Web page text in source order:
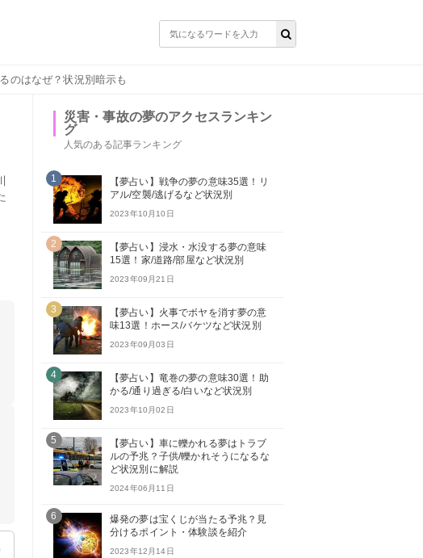
のはなぜ？状況別暗示も
災害・事故の夢のアクセスランキン
グ
人気のある記事ランキング
1
【夢占い】戦争の夢の意味35選！リ
アル/空襲/逃げるなど状況別
2023年10月10日
2
【夢占い】浸水・水没する夢の意味
15選！家/道路/部屋など状況別
2023年09月21日
3
【夢占い】火事でボヤを消す夢の意
味13選！ホース/バケツなど状況別
2023年09月03日
4
【夢占い】竜巻の夢の意味30選！助
かる/通り過ぎる/白いなど状況別
2023年10月02日
5
【夢占い】車に轢かれる夢はトラブ
ルの予兆？子供/轢かれそうになるな
ど状況別に解説
2024年06月11日
6
爆発の夢は宝くじが当たる予兆？見
分けるポイント・体験談を紹介
2023年12月14日